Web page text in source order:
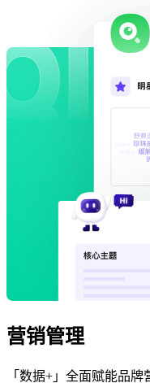
营销管理
「数据+」全面赋能品